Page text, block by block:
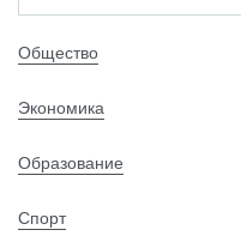
Общество
Экономика
Образование
Спорт